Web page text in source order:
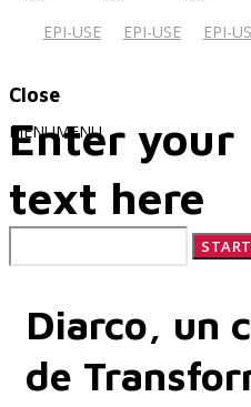
MENUMENU
Servicios
Close
Enter your
text here
Diarco, un
de